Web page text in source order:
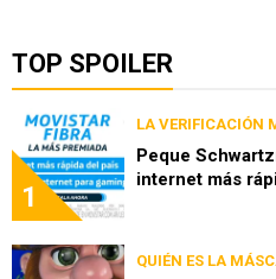
TOP SPOILER
1
LA VERIFICACIÓN
Peque
internet más
QUIÉN ES LA